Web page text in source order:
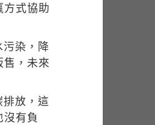
式協助
染，降
，未來
放，這
有負